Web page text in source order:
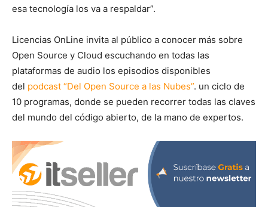
esa tecnología los va a respaldar”.
Licencias OnLine invita al público a conocer más sobre
Open Source y Cloud escuchando en todas las
plataformas de audio los episodios disponibles
del podcast “Del Open Source a las Nubes”. un ciclo de
10 programas, donde se pueden recorrer todas las claves
del mundo del código abierto, de la mano de expertos.